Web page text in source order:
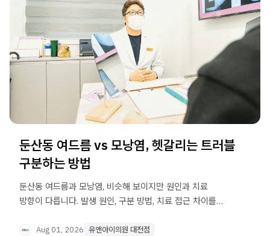
둔산동 여드름 vs 모낭염, 헷갈리는 트러블
구분하는 방법
둔산동 여드름과 모낭염, 비슷해 보이지만 원인과 치료
방향이 다릅니다. 발생 원인, 구분 방법, 치료 접근 차이를
Aug 01, 2026 유앤아이의원 대전점